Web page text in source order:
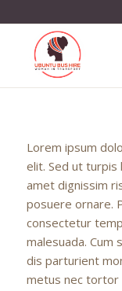
Lorem ipsum
elit. Sed ut
amet dignissim
posuere ornare.
consectetur
malesuada. Cum
dis parturient
metus nec tortor